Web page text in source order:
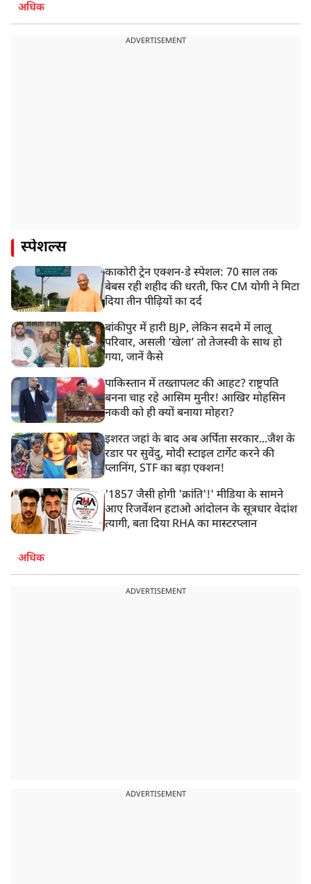
अधिक
ADVERTISEMENT
स्पेशल्स
काकोरी ट्रेन एक्शन-डे स्पेशल: 70 साल तक
बेबस रही शहीद की धरती, फिर CM योगी ने मिटा
दिया तीन पीढ़ियों का दर्द
बांकीपुर में हारी BJP, लेकिन सदमे में लालू
परिवार, असली ‘खेला’ तो तेजस्वी के साथ हो
गया, जानें कैसे
पाकिस्तान में तख्तापलट की आहट? राष्ट्रपति
बनना चाह रहे आसिम मुनीर! आखिर मोहसिन
नकवी को ही क्यों बनाया मोहरा?
इशरत जहां के बाद अब अर्पिता सरकार...जैश के
रडार पर सुवेंदु, मोदी स्टाइल टार्गेट करने की
प्लानिंग, STF का बड़ा एक्शन!
'1857 जैसी होगी 'क्रांति'!' मीडिया के सामने
आए रिजर्वेशन हटाओ आंदोलन के सूत्रधार वेदांश
त्यागी, बता दिया RHA का मास्टरप्लान
अधिक
ADVERTISEMENT
ADVERTISEMENT